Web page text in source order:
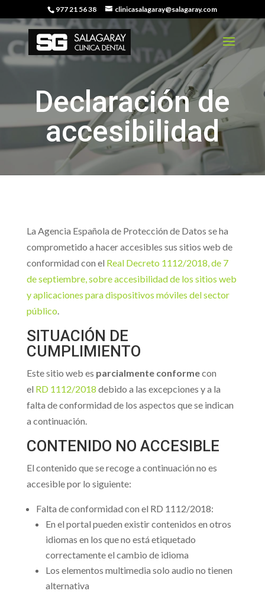
977 21 56 38 clinicasalagaray@salagaray.com
Declaración de
accesibilidad
La Agencia Española de Protección de Datos se ha
comprometido a hacer accesibles sus sitios web de
conformidad con el Real Decreto 1112/2018, de 7
de septiembre, sobre accesibilidad de los sitios web
y aplicaciones para dispositivos móviles del sector
público.
SITUACIÓN DE
CUMPLIMIENTO
Este sitio web es parcialmente conformecon
el RD 1112/2018 debido a las excepciones y a la
falta de conformidad de los aspectos que se indican
a continuación.
CONTENIDO NO ACCESIBLE
El contenido que se recoge a continuación no es
accesible por lo siguiente:
Falta de conformidad con el RD 1112/2018:
En el portal pueden existir contenidos en otros
idiomas en los que no está etiquetado
correctamente el cambio de idioma
Los elementos multimedia solo audio no tienen
alternativa